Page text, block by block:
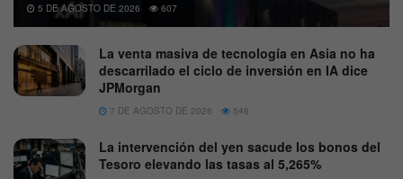
5 DE AGOSTO DE 2026 607
La venta masiva de tecnología en Asia no ha
descarrilado el ciclo de inversión en IA dice
JPMorgan
7 DE AGOSTO DE 2026 546
La intervención del yen sacude los bonos del
Tesoro elevando las tasas al 5,265%